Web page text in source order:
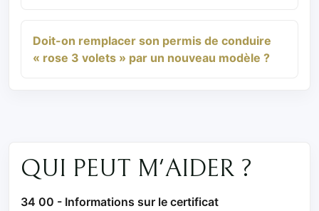
Doit-on remplacer son permis de conduire
« rose 3 volets » par un nouveau modèle ?
QUI PEUT M'AIDER ?
34 00 - Informations sur le certificat